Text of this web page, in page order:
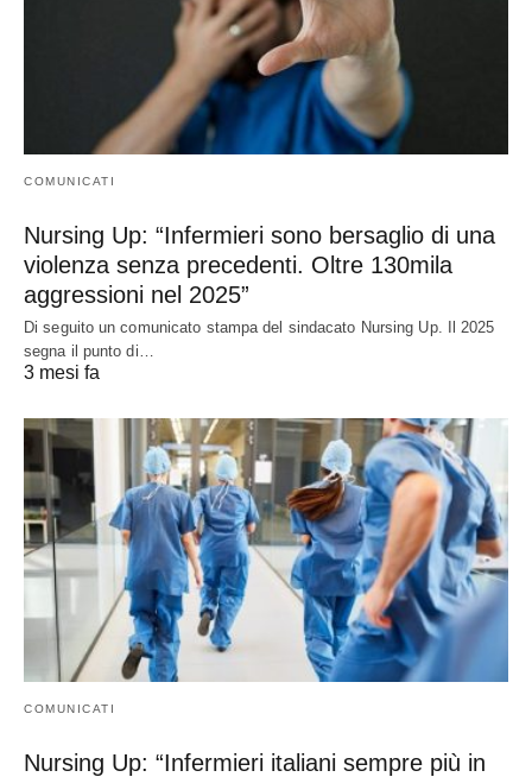
COMUNICATI
Nursing Up: “Infermieri sono bersaglio di una
violenza senza precedenti. Oltre 130mila
aggressioni nel 2025”
Di seguito un comunicato stampa del sindacato Nursing Up. Il 2025
segna il punto di…
3 mesi fa
COMUNICATI
Nursing Up: “Infermieri italiani sempre più in